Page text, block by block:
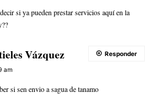
si ya pueden prestar servicios aquí en la
Vázquez
am
si sen envio a sagua de tanamo
Responder